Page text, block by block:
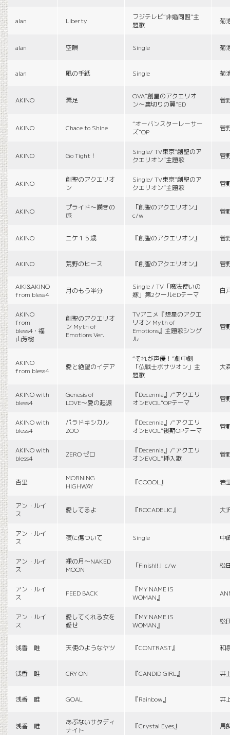
alan Liberty
フジテレビ“非婚同盟”主
題歌
菊
alan 空唄 Single 菊
alan 風の手紙 Single 菊
AKINO 素足
OVA“創星のアクエリオ
ン〜裏切りの翼”ED
菅
AKINO Chace to Shine
“オーバンスターレーサー
ズ”OP
菅
AKINO Go Tight！
Single/ TV東京“創聖のア
クエリオン”主題歌
菅
AKINO
創聖のアクエリオ
ン
Single/ TV東京“創聖のア
クエリオン”主題歌
菅
AKINO
プライド〜嘆きの
旅
「創聖のアクエリオン」
c/w
菅
AKINO ニケ１５歳 『創聖のアクエリオン』 菅
AKINO 荒野のヒース 『創聖のアクエリオン』 菅
AIKI&AKINO
from bless4
月のもう半分
Single / TV「魔法使いの
嫁」第2クールEDテーマ
白
AKINO
from
bless4・福
山芳樹
創聖のアクエリオ
ン Myth of
Emotions Ver.
TVアニメ『想星のアクエ
リオン Myth of
Emotions』主題歌シング
ル
菅
AKINO
from bless4
愛と絶望のイデア
“それが声優！”劇中劇
「仏戦士ボサツオン」主
題歌
大
AKINO with
bless4
Genesis of
LOVE〜愛の起源
『Decennia』/“アクエリ
オンEVOL”OPテーマ
菅
AKINO with
bless4
パラドキシカル
ZOO
『Decennia』/“アクエリ
オンEVOL”後期OPテーマ
菅
AKINO with
bless4
ZERO ゼロ
『Decennia』/“アクエリ
オンEVOL”挿入歌
菅
杏里
MORNING
HIGHWAY
『COOOL』 岩
アン・ルイ
ス
愛してるよ 『ROCADELIC』 大
アン・ルイ
ス
夜に傷ついて Single 中
アン・ルイ
ス
裸の月〜NAKED
MOON
「Finish!!」c/w 松
アン・ルイ
ス
FEED BACK
『MY NAME IS
WOMAN』
アン・ルイ
ス
愛してくれる女を
愛せ
『MY NAME IS
WOMAN』
松
浅香 唯 天使のようなヤツ 『CONTRAST』 和
浅香 唯 CRY ON 『CANDID GIRL』 井
浅香 唯 GOAL 『Rainbow』 井
浅香 唯
あぶないサタディ
ナイト
『Crystal Eyes』 馬